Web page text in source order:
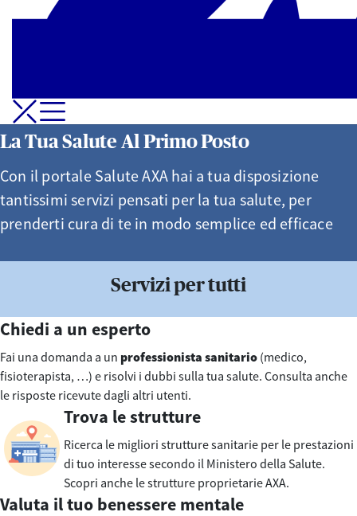
Apri-Chiudi Menu di navigazione
La Tua Salute Al Primo Posto
Con il portale Salute AXA hai a tua disposizione
tantissimi servizi pensati per la tua salute, per
prenderti cura di te in modo semplice ed efficace
Servizi per tutti
Chiedi a un esperto
Fai una domanda a un professionista sanitario (medico,
fisioterapista, …) e risolvi i dubbi sulla tua salute. Consulta anche
le risposte ricevute dagli altri utenti.
Trova le strutture
Ricerca le migliori strutture sanitarie per le prestazioni
di tuo interesse secondo il Ministero della Salute.
Scopri anche le strutture proprietarie AXA.
Valuta il tuo benessere mentale